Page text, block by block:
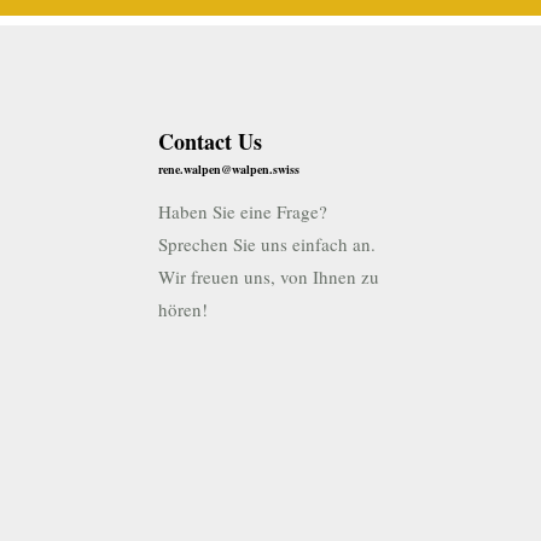
Contact Us
rene.walpen@walpen.swiss
Haben Sie eine Frage?
Sprechen Sie uns einfach an.
Wir freuen uns, von Ihnen zu
hören!